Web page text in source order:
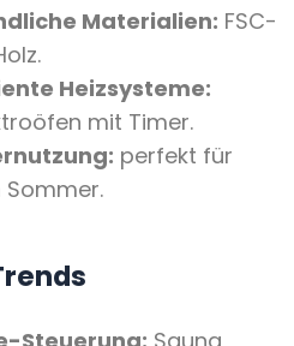
Materialien: FSC-
Heizsysteme:
mit Timer.
perfekt für